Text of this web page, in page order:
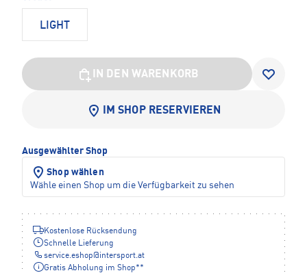
LIGHT
IN DEN WARENKORB
IM SHOP RESERVIEREN
Ausgewählter Shop
Shop wählen
Wähle einen Shop um die Verfügbarkeit zu sehen
Kostenlose Rücksendung
Schnelle Lieferung
service.eshop@intersport.at
Gratis Abholung im Shop**